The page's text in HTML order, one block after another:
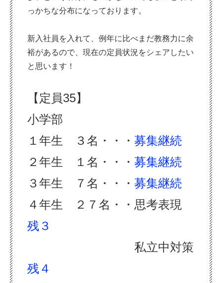
っかちな分布になっております。
新入社員を入れて、例年に比べまだ教務力に余
裕があるので、現在の定員状況をシェアしたい
と思います！
【定員35】
小学部
１年生 ３名・・・ 募集継続
２年生 １名・・・ 募集継続
３年生 ７名・・・ 募集継続
４年生 ２７名・・思考表現
残３
私立中対策
残 ４